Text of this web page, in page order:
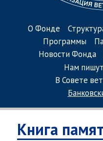
О Фонде
Программы
Новости Фонда
Нам пишут
В Совете
Книга